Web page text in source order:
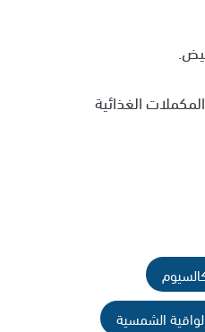
الغذائية
الشمسية